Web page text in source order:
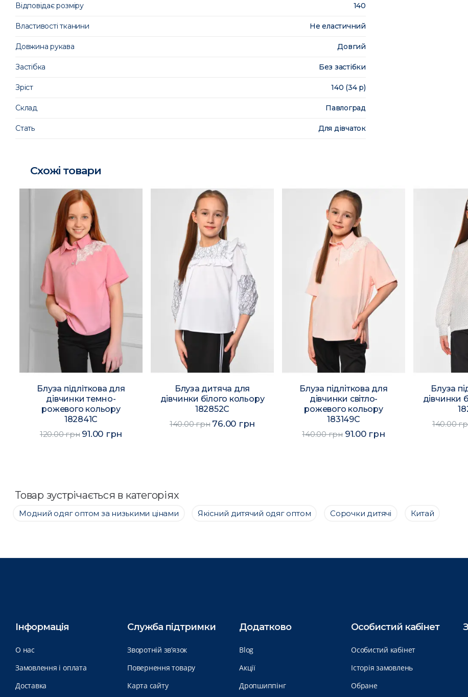
Відповідає розміру 140
Властивості тканини Не еластичний
Довжина рукава Довгий
Застібка Без застібки
Зріст 140 (34 р)
Склад Павлоград
Стать Для дівчаток
Схожі товари
Блуза пiдлiткова для
дівчинки темно-
рожевого кольору
182841C
120.00 грн 91.00 грн
Блуза дитяча для
дівчинки білого кольору
182852C
140.00 грн 76.00 грн
Блуза підліткова для
дівчинки світло-
рожевого кольору
183149C
140.00 грн 91.00 грн
Блуза
дівчинки
140.00
Товар зустрічається в категоріях
Модний одяг оптом за низькими цінами Якісний дитячий одяг оптом Сорочки дитячі Китай
Інформація
О нас
Замовлення і оплата
Доставка
Служба підтримки
Зворотній зв’язок
Повернення товару
Карта сайту
Додатково
Blog
Акції
Дропшиппінг
Особистий кабінет
Особистий кабінет
Історія замовлень
Обране